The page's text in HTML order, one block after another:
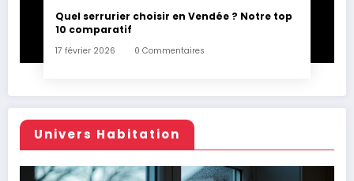
Quel serrurier choisir en Vendée ? Notre top
10 comparatif
17 février 2026 0 Commentaires
Univers Habitation